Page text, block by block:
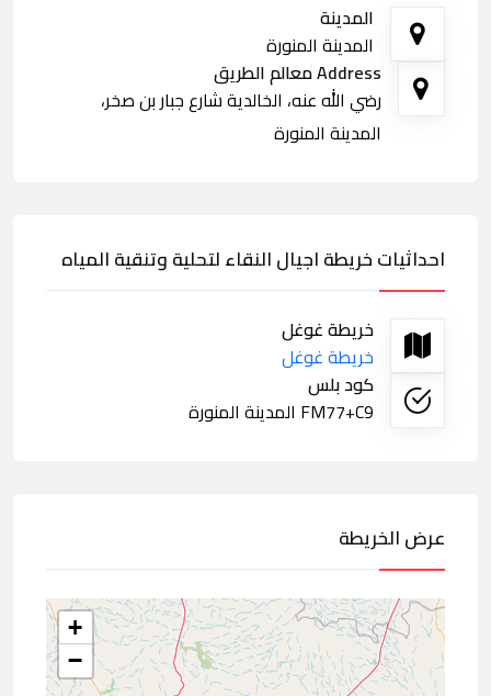
المدينة
المدينة المنورة
Address معالم الطريق
رضي الله عنه، الخالدية شارع جبار بن صخر،
المدينة المنورة
احداثيات خريطة اجيال النقاء لتحلية وتنقية المياه
خريطة غوغل
خريطة غوغل
كود بلس
FM77+C9 المدينة المنورة
عرض الخريطة
+
−